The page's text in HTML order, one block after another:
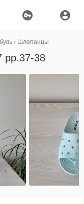
› Шлепанцы
рр.37-38